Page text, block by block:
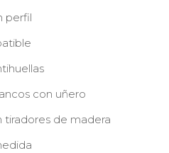
perfil
con uñero
tiradores de madera